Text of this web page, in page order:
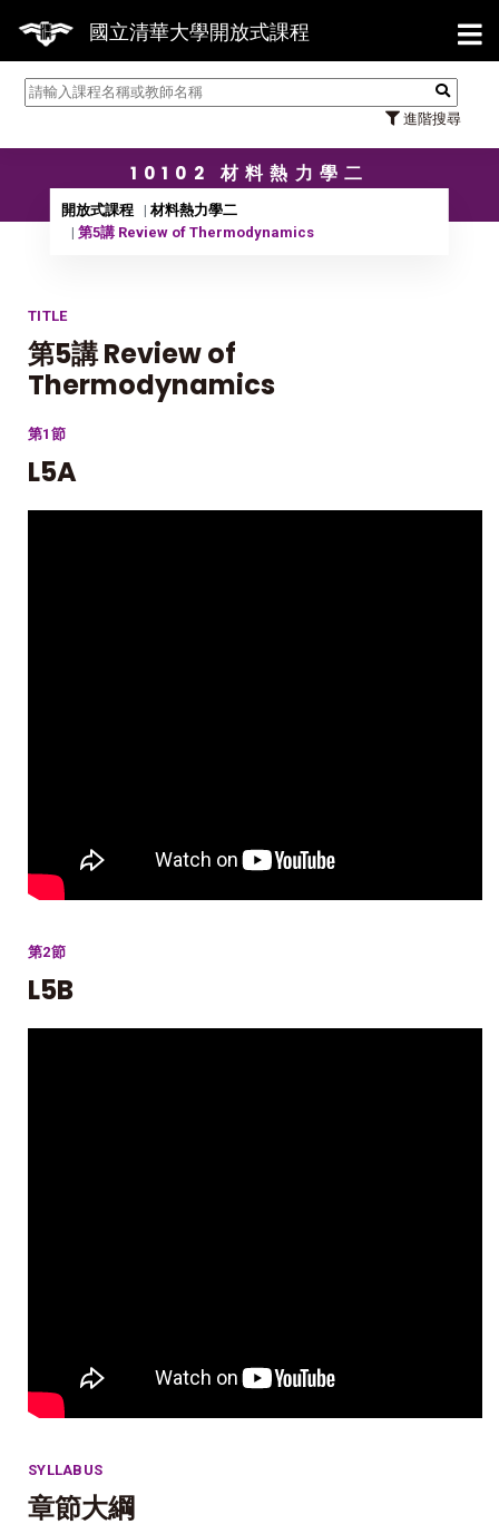
國立清華大學開放式課程
進階搜尋
【
10102 材料熱力學二
開放式課程
材料熱力學二
第5講 Review of Thermodynamics
TITLE
第5講 Review of
Thermodynamics
第1節
L5A
第2節
L5B
SYLLABUS
章節大綱